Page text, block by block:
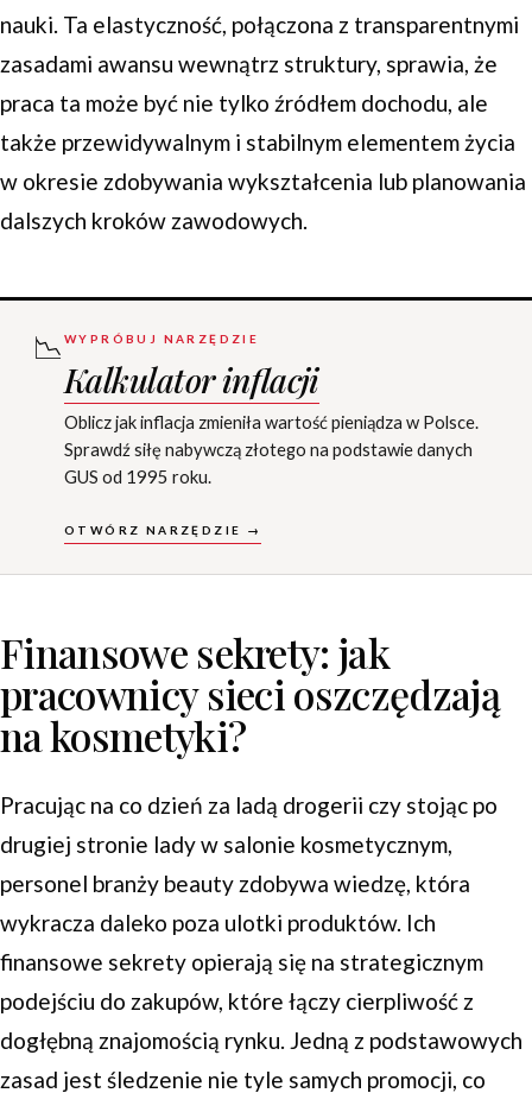
nauki. Ta elastyczność, połączona z transparentnymi
zasadami awansu wewnątrz struktury, sprawia, że
praca ta może być nie tylko źródłem dochodu, ale
także przewidywalnym i stabilnym elementem życia
w okresie zdobywania wykształcenia lub planowania
dalszych kroków zawodowych.
📉 WYPRÓBUJ NARZĘDZIE
Kalkulator inflacji
Oblicz jak inflacja zmieniła wartość pieniądza w Polsce.
Sprawdź siłę nabywczą złotego na podstawie danych
GUS od 1995 roku.
OTWÓRZ NARZĘDZIE →
Finansowe sekrety: jak
pracownicy sieci oszczędzają
na kosmetyki?
Pracując na co dzień za ladą drogerii czy stojąc po
drugiej stronie lady w salonie kosmetycznym,
personel branży beauty zdobywa wiedzę, która
wykracza daleko poza ulotki produktów. Ich
finansowe sekrety opierają się na strategicznym
podejściu do zakupów, które łączy cierpliwość z
dogłębną znajomością rynku. Jedną z podstawowych
zasad jest śledzenie nie tyle samych promocji, co